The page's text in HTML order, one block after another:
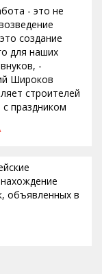
- это не
создание
для наших
-
Широков
строителей
праздником
объявленных в